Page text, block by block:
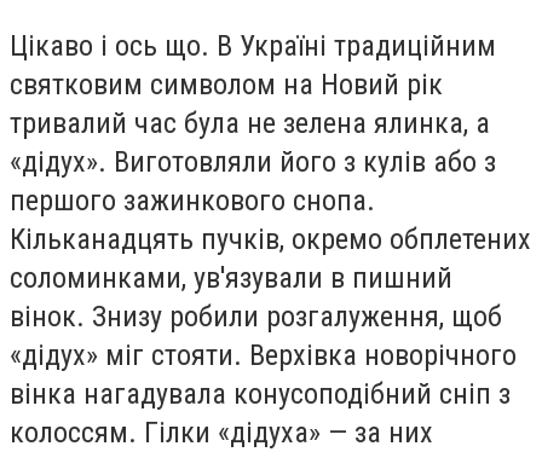
Цікаво і ось що. В Україні традиційним
святковим символом на Новий рік
тривалий час була не зелена ялинка, а
«дідух». Виготовляли його з кулів або з
першого зажинкового снопа.
Кільканадцять пучків, окремо обплетених
соломинками, ув'язували в пишний
вінок. Знизу робили розгалуження, щоб
«дідух» міг стояти. Верхівка новорічного
вінка нагадувала конусоподібний сніп з
колоссям. Гілки «дідуха» — за них